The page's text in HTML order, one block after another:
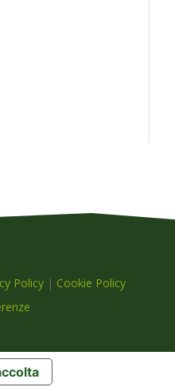
Policy | Cookie Policy